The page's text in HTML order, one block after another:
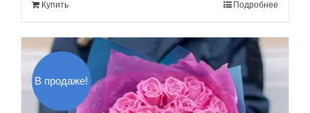
Купить Подробнее
В продаже!